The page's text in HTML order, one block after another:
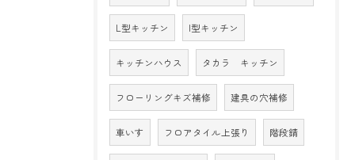
L型キッチン I型キッチン
キッチンハウス タカラ キッチン
フローリングキズ補修 建具の穴補修
車いす フロアタイル上張り 階段錆